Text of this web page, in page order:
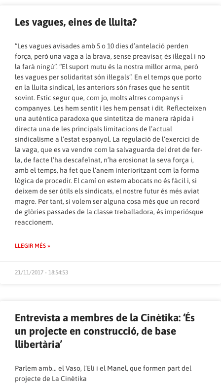
Les vagues, eines de lluita?
“Les vagues avisades amb 5 o 10 dies d’antelació perden
força, però una vaga a la brava, sense preavisar, és il·legal i no
la farà ningú”. “El suport mutu és la nostra millor arma, però
les vagues per solidaritat són il·legals”. En el temps que porto
en la lluita sindical, les anteriors són frases que he sentit
sovint. Estic segur que, com jo, molts altres companys i
companyes. Les hem sentit i les hem pensat i dit. Reflecteixen
una autèntica paradoxa que sintetitza de manera ràpida i
directa una de les principals limitacions de l’actual
sindicalisme a l’estat espanyol. La regulació de l’exercici de
la vaga, que es va vendre com la salvaguarda del dret de fer-
la, de facte l’ha descafeïnat, n’ha erosionat la seva força i,
amb el temps, ha fet que l’anem interioritzant com la forma
lògica de procedir. El camí on estem abocats no és fàcil i, si
deixem de ser útils els sindicats, el nostre futur és més aviat
magre. Per tant, si volem ser alguna cosa més que un record
de glòries passades de la classe treballadora, és imperiósque
reaccionem.
LLEGIR MÉS »
21/11/2017 - 18:54:53
Entrevista a membres de la Cinètika: ‘És
un projecte en construcció, de base
llibertària’
Parlem amb… el Vaso, l’Eli i el Manel, que formen part del
projecte de La Cinètika